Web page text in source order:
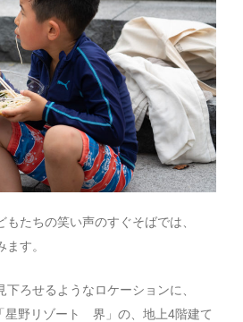
もたちの笑い声のすぐそばでは、
す。
下ろせるようなロケーションに、
星野リゾート 界」の、地上4階建て